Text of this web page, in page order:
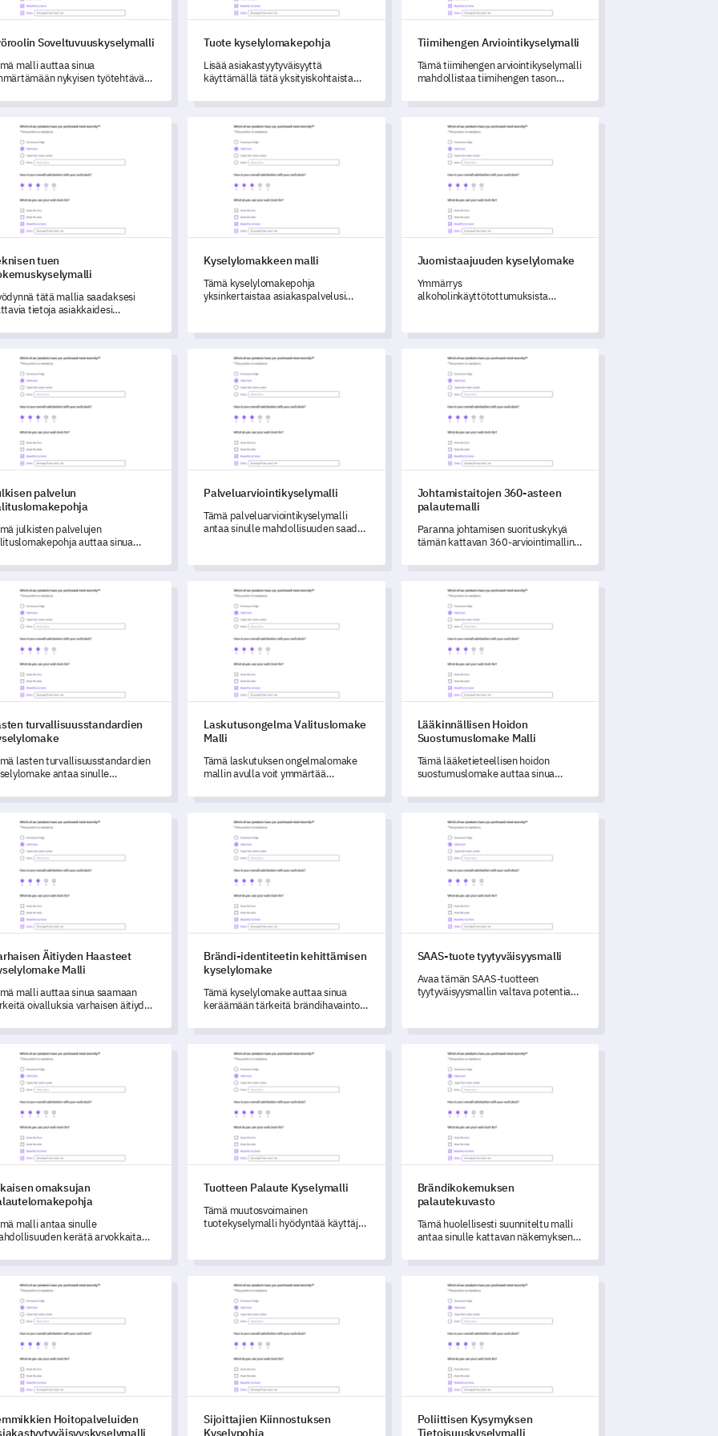
Soveltuvuuskyselymalli
malli auttaa sinua
nykyisen työtehtäväsi
taitojasi.
Tuote kyselylomakepohja
Lisää asiakastyytyväisyyttä
käyttämällä tätä yksityiskohtaista
Tiimihengen Arviointikyselymalli
Tämä tiimihengen arviointikyselymalli
mahdollistaa tiimihengen tason
tunnistaen vahvuudet ja heikkoudet.
tuen kokemuskyselymalli
tuen
tätä mallia saadaksesi
tietoja asiakkaidesi
Kyselylomakkeen malli
Kyselylomakkeen malli
Tämä kyselylomakepohja
yksinkertaistaa asiakaspalvelusi
Juomistaajuuden kyselylomake
Juomistaajuuden kyselylomake
Ymmärrys
alkoholinkäyttötottumuksista
laatimiseksi.
palvelun valituslomakepohja
palvelun
julkisten palvelujen
auttaa sinua
nykyisistä palveluista ja
heidän tarpeitaan.
Palveluarviointikyselymalli
Palveluarviointikyselymalli
Tämä palveluarviointikyselymalli
antaa sinulle mahdollisuuden saada
parantamista.
Johtamistaitojen 360-asteen palautemalli
Johtamistaitojen 360-asteen
palautemalli
Paranna johtamisen suorituskykyä
tämän kattavan 360-arviointimallin
turvallisuusstandardien kyselylomake
turvallisuusstandardien
lasten turvallisuusstandardien
antaa sinulle
lasten turvallisuustoimia
Laskutusongelma Valituslomake Malli
Laskutusongelma Valituslomake
Malli
Tämä laskutuksen ongelmalomake
mallin avulla voit ymmärtää
laskutusongelmia, tunnistaa
ratkaisuprosessien tehokkuutta.
Lääkinnällisen Hoidon Suostumuslomake Malli
Lääkinnällisen Hoidon
Suostumuslomake Malli
Tämä lääketieteellisen hoidon
suostumuslomake auttaa sinua
valmiutta ja mahdollisia huolia
Äitiyden Haasteet Kyselylomake Malli
Äitiyden Haasteet
Malli
malli auttaa sinua saamaan
oivalluksia varhaisen äitiyden
Brändi-identiteetin kehittämisen kyselylomake
Brändi-identiteetin kehittämisen
kyselylomake
Tämä kyselylomake auttaa sinua
keräämään tärkeitä brändihavaintoja
identiteettiäsi, mikä lisää
SAAS-tuote tyytyväisyysmalli
SAAS-tuote tyytyväisyysmalli
Avaa tämän SAAS-tuotteen
tyytyväisyysmallin valtava potentiaali
alueita.
omaksujan palautelomakepohja
omaksujan
malli antaa sinulle
kerätä arvokkaita
parantaaksesi tuotettasi.
Tuotteen Palaute Kyselymalli
Tuotteen Palaute Kyselymalli
Tämä muutosvoimainen
tuotekyselymalli hyödyntää käyttäjän
tuotekokemukseensa, ymmärtämään
ja keräämään arvokkaita
kehitysehdotuksia.
Brändikokemuksen palautekuvasto
Brändikokemuksen
palautekuvasto
Tämä huolellisesti suunniteltu malli
antaa sinulle kattavan näkemyksen
kokemuksista brändisi kanssa.
Hoitopalveluiden Asiakastyytyväisyyskyselymalli
Hoitopalveluiden
Sijoittajien Kiinnostuksen Kyselypohja
Sijoittajien Kiinnostuksen
Kyselypohja
Poliittisen Kysymyksen Tietoisuuskyselymalli
Poliittisen Kysymyksen
Tietoisuuskyselymalli